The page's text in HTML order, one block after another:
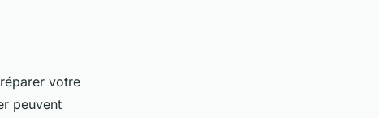
votre
peuvent